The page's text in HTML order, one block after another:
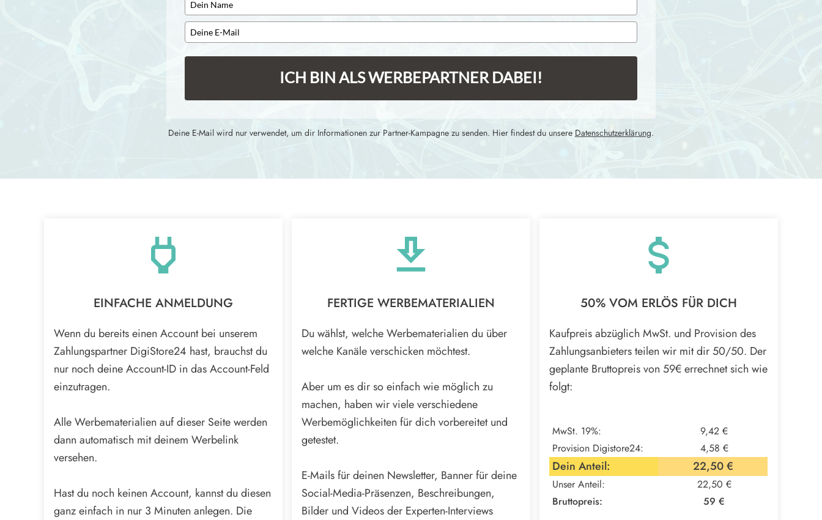
ICH BIN ALS WERBEPARTNER DABEI!
Deine E-Mail wird nur verwendet, um dir Informationen zur Partner-Kampagne zu senden. Hier findest du unsere Datenschutzerklärung.
EINFACHE ANMELDUNG
Wenn du bereits einen Account bei unserem
Zahlungspartner DigiStore24 hast, brauchst du
nur noch deine Account-ID in das Account-Feld
einzutragen.
Alle Werbematerialien auf dieser Seite werden
dann automatisch mit deinem Werbelink
versehen.
Hast du noch keinen Account, kannst du diesen
ganz einfach in nur 3 Minuten anlegen. Die
FERTIGE WERBEMATERIALIEN
Du wählst, welche Werbematerialien du über
welche Kanäle verschicken möchtest.
Aber um es dir so einfach wie möglich zu
machen, haben wir viele verschiedene
Werbemöglichkeiten für dich vorbereitet und
getestet.
E-Mails für deinen Newsletter, Banner für deine
Social-Media-Präsenzen, Beschreibungen,
Bilder und Videos der Experten-Interviews
50% VOM ERLÖS FÜR DICH
Kaufpreis abzüglich MwSt. und Provision des
Zahlungsanbieters teilen wir mit dir 50/50. Der
geplante Bruttopreis von 59€errechnet sich wie
folgt:
MwSt. 19%:
9,42 €
Provision Digistore24:
4,58 €
Dein Anteil: 22,50 €
Unser Anteil:
22,50 €
Bruttopreis:
59 €